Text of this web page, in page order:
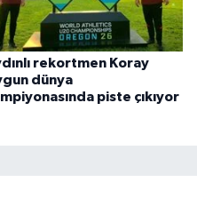
rekortmen Koray
dünya
piste çıkıyor